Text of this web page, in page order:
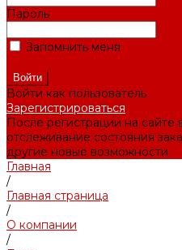
Пароль
Запомнить меня
Войти как пользователь
Зарегистрироваться
После регистрации на сайте
отслеживание состояния
другие новые возможности
Главная
/
Главная страница
/
О компании
/